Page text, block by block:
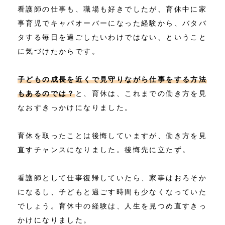
看護師の仕事も、職場も好きでしたが、育休中に家
事育児でキャパオーバーになった経験から、バタバ
タする毎日を過ごしたいわけではない、ということ
に気づけたからです。
子どもの成長を近くで見守りながら仕事をする方法
もあるのでは？と、育休は、これまでの働き方を見
なおすきっかけになりました。
育休を取ったことは後悔していますが、働き方を見
直すチャンスになりました。後悔先に立たず。
看護師として仕事復帰していたら、家事はおろそか
になるし、子どもと過ごす時間も少なくなっていた
でしょう。育休中の経験は、人生を見つめ直すきっ
かけになりました。